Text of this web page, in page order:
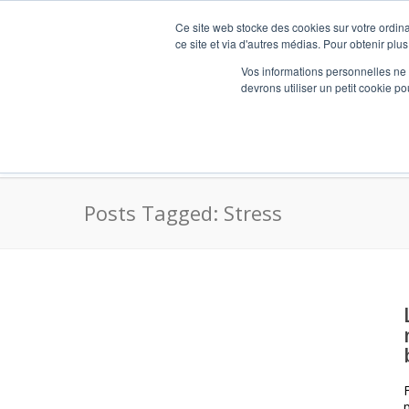
Ce site web stocke des cookies sur votre
ce site et via d'autres médias. Pour obtenir
Vos informations personnelles
devrons utiliser un petit cookie
Posts Tagged: Stress